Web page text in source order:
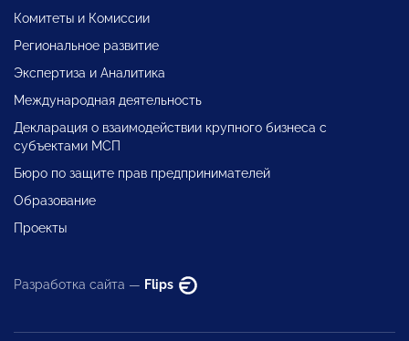
Комитеты и Комиссии
Региональное развитие
Экспертиза и Аналитика
Международная деятельность
Декларация о взаимодействии крупного бизнеса с
субъектами МСП
Бюро по защите прав предпринимателей
Образование
Проекты
Разработка сайта — Flips